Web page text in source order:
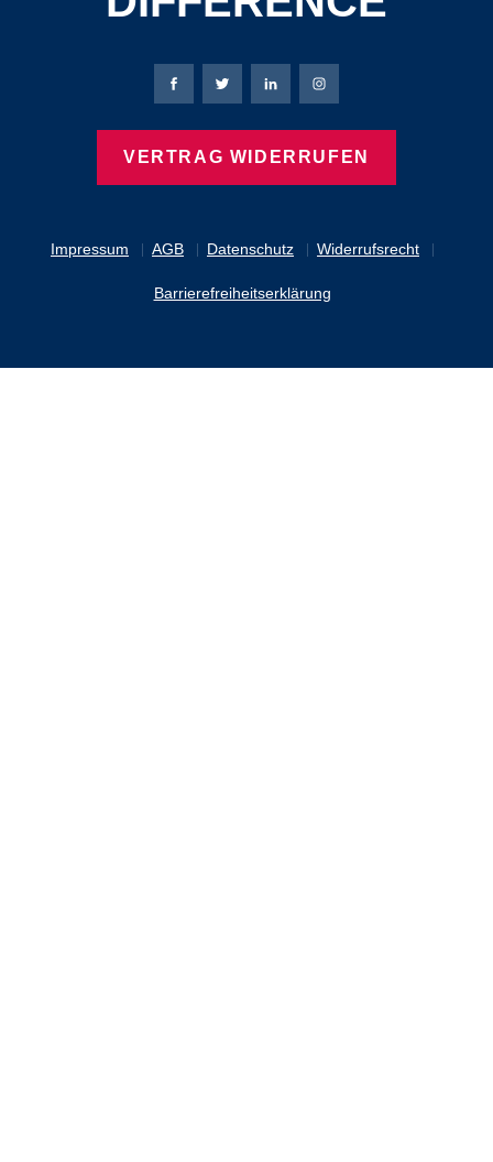
Impressum AGB Datenschutz Widerrufsrecht
Barrierefreiheitserklärung
Bierbaum-Proenen Facebook-Seite
Bierbaum-Proenen Twitter Seite
Bierbaum-Proenen LinkedIn
Bierbaum-Proenen
VERTRAG WIDERRUFEN